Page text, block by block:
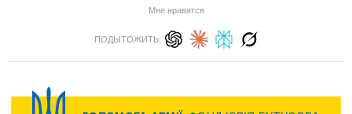
Мне нравится
ПОДЫТОЖИТЬ: